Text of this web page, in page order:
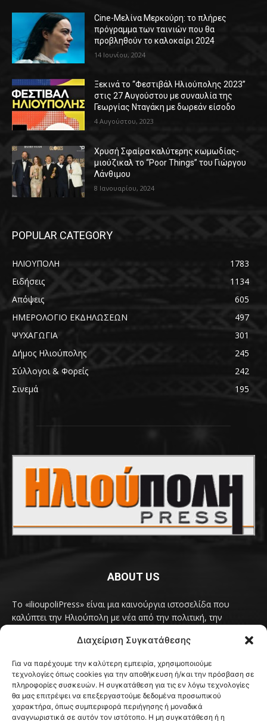
Διαχείριση Συγκατάθεσης
Για να παρέχουμε την καλύτερη εμπειρία, χρησιμοποιούμε
τεχνολογίες όπως cookies για την αποθήκευση ή/και την πρόσβαση σε
πληροφορίες συσκευών. Η συγκατάθεση για τις εν λόγω τεχνολογίες
θα μας επιτρέψει να επεξεργαστούμε δεδομένα προσωπικού
χαρακτήρα, όπως συμπεριφορά περιήγησης ή μοναδικά
αναγνωριστικά σε αυτόν τον ιστότοπο. Η μη συγκατάθεση ή η
Cine-Μελίνα Μερκούρη: το πλήρες
πρόγραμμα των ταινιών που θα
προβληθούν το καλοκαίρι 2024
14 Ιουνίου, 2024
Ξεκινά το “Φεστιβάλ Ηλιούπολης 2023”
στις 27 Αυγούστου με συναυλία της
Γεωργίας Νταγάκη με δωρεάν είσοδο
4 Αυγούστου, 2023
Χρυσή Σφαίρα καλύτερης κωμωδίας-
μιούζικαλ το “Poor Things” του Γιώργου
Λάνθιμου
8 Ιανουαρίου, 2024
POPULAR CATEGORY
ΗΛΙΟΥΠΟΛΗ
1783
Ειδήσεις
1134
Απόψεις
605
ΗΜΕΡΟΛΟΓΙΟ ΕΚΔΗΛΩΣΕΩΝ
497
ΨΥΧΑΓΩΓΙΑ
301
Δήμος Ηλιούπολης
245
Σύλλογοι & Φορείς
242
Σινεμά
195
ABOUT US
Το «ilioupoliPress» είναι μια καινούργια ιστοσελίδα που
καλύπτει την Ηλιούπολη με νέα από την πολιτική, την
Ηλιούπολης, των δημοτικών παρατάξεων και των
κάτι να πουν.Διαβάστε εδώ
Επικοινωνήστε μαζί μας στοilioupolipress1@yahoo.com